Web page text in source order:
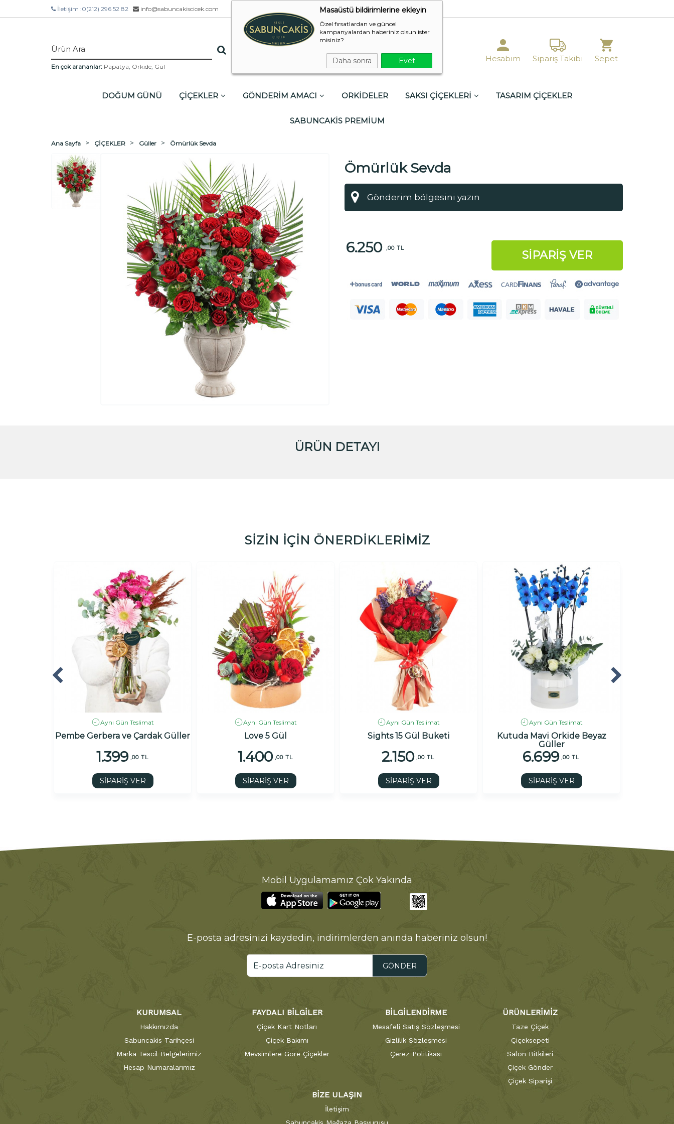
Masaüstü bildirimlerine ekleyin
Özel fırsatlardan ve güncel
kampanyalardan haberiniz olsun ister
misiniz?
Daha sonra Evet
İletişim :0(212) 296 52 82 info@sabuncakiscicek.com
En çok arananlar: Papatya, Orkide, Gül
Hesabım Sipariş Takibi Sepet
DOĞUM GÜNÜ ÇİÇEKLER GÖNDERİM AMACI ORKİDELER SAKSI ÇİÇEKLERİ TASARIM ÇİÇEKLER
SABUNCAKİS PREMİUM
Ana Sayfa ÇİÇEKLER Güller Ömürlük Sevda
Ömürlük Sevda
6.250 ,00 TL
SİPARİŞ VER
ÜRÜN DETAYI
SİZİN İÇİN ÖNERDİKLERİMİZ
Aynı Gün Teslimat
Pembe Gerbera ve Çardak Güller
1.399 ,00 TL
SİPARİŞ VER
Aynı Gün Teslimat
Love 5 Gül
1.400 ,00 TL
SİPARİŞ VER
Aynı Gün Teslimat
Sights 15 Gül Buketi
2.150 ,00 TL
SİPARİŞ VER
Aynı Gün Teslimat
Kutuda Mavi Orkide Beyaz
Güller
6.699 ,00 TL
SİPARİŞ VER
Mobil Uygulamamız Çok Yakında
E-posta adresinizi kaydedin, indirimlerden anında haberiniz olsun!
GÖNDER
KURUMSAL
Hakkımızda
Sabuncakis Tarihçesi
Marka Tescil Belgelerimiz
Hesap Numaralarımız
FAYDALI BİLGİLER
Çiçek Kart Notları
Çiçek Bakımı
Mevsimlere Göre Çiçekler
BİLGİLENDİRME
Mesafeli Satış Sözleşmesi
Gizlilik Sözleşmesi
Çerez Politikası
ÜRÜNLERİMİZ
Taze Çiçek
Çiçeksepeti
Salon Bitkileri
Çiçek Gönder
Çiçek Siparişi
BİZE ULAŞIN
İletişim